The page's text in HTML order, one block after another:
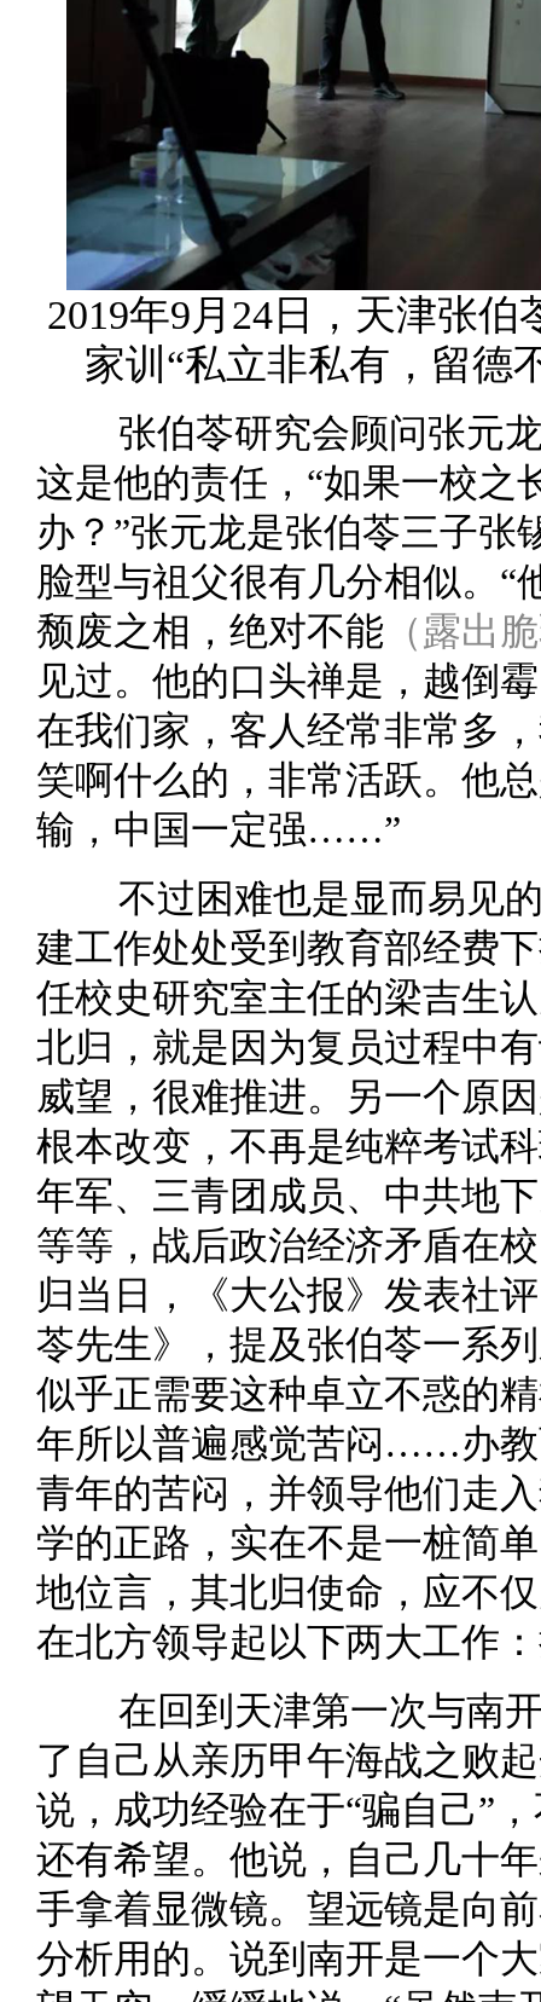
2019年9月24日，天津张
家训“私立非私有，留德
张伯苓研究会顾问张元
这是他的责任，“如果一校之
办？”张元龙是张伯苓三子张
脸型与祖父很有几分相似。“
颓废之相，绝对不能 （露出
见过。他的口头禅是，越倒
在我们家，客人经常非常多
笑啊什么的，非常活跃。他
输，中国一定强……”
不过困难也是显而易见
建工作处处受到教育部经费
任校史研究室主任的梁吉生
北归，就是因为复员过程中
威望，很难推进。另一个原
根本改变，不再是纯粹考试
年军、三青团成员、中共地
等等，战后政治经济矛盾在
归当日，《大公报》发表社
苓先生》，提及张伯苓一系
似乎正需要这种卓立不惑的
年所以普遍感觉苦闷……办
青年的苦闷，并领导他们走
学的正路，实在不是一桩简
地位言，其北归使命，应不
在北方领导起以下两大工作
在回到天津第一次与南
了自己从亲历甲午海战之败
说，成功经验在于“骗自己”
还有希望。他说，自己几十
手拿着显微镜。望远镜是向
分析用的。说到南开是一个